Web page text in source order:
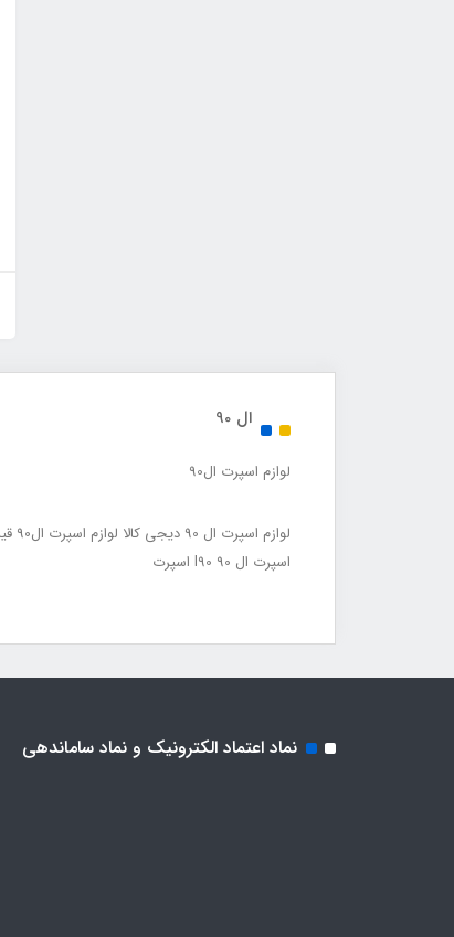
ال 90
لوازم اسپرت ال90
اسپرت ال 90 l90 اسپرت
نماد اعتماد الکترونیک و نماد ساماندهی